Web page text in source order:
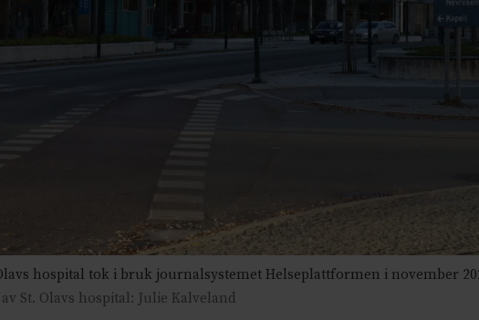
Olavs hospital tok i bruk journalsystemet Helseplattformen i november
St. Olavs hospital: Julie Kalveland